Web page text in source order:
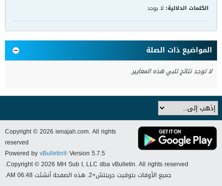
الكلمات الدلالية: لا يوجد
المواضيع ذات الصلة
لا توجد نتائج تلبي هذه المعايير.
Copyright © 2026 ienajah.com. All rights
reserved
Powered byvBulletin®Version 5.7.5
Copyright © 2026 MH Sub I, LLC dba vBulletin. All rights reserved.
جميع الأوقات بتوقيت جرينتش+2. هذه الصفحة أنشئت 06:48 AM.